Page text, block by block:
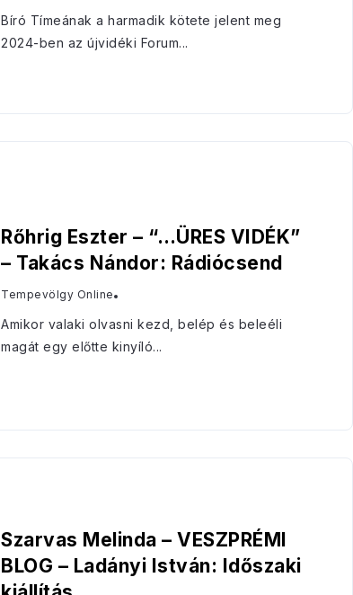
Bíró Tímeának a harmadik kötete jelent meg
2024-ben az újvidéki Forum...
Rőhrig Eszter – “…ÜRES VIDÉK”
– Takács Nándor: Rádiócsend
Tempevölgy Online
Amikor valaki olvasni kezd, belép és beleéli
magát egy előtte kinyíló...
Szarvas Melinda – VESZPRÉMI
BLOG – Ladányi István: Időszaki